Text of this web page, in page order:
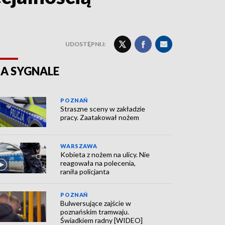
UDOSTĘPNIJ:
SYGNALE
POZNAŃ
Straszne sceny w zakładzie
pracy. Zaatakował nożem
WARSZAWA
Kobieta z nożem na ulicy. Nie
reagowała na polecenia,
raniła policjanta
POZNAŃ
Bulwersujące zajście w
poznańskim tramwaju.
Świadkiem radny [WIDEO]